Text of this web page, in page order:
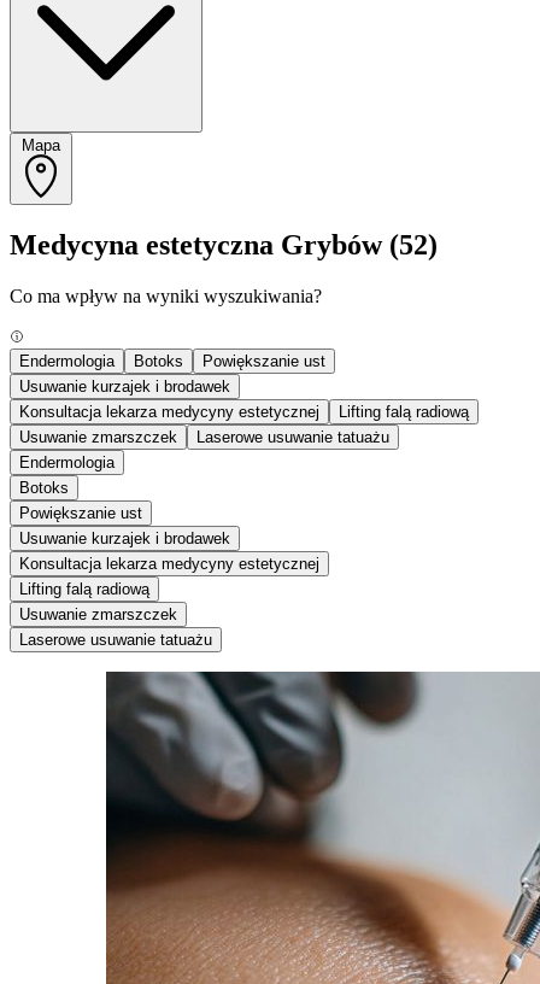
Mapa
Medycyna estetyczna Grybów (52)
Co ma wpływ na wyniki wyszukiwania?
Endermologia Botoks
Powiększanie ust
Usuwanie kurzajek i brodawek
Konsultacja lekarza medycyny estetycznej
Lifting falą radiową
Usuwanie zmarszczek
Laserowe usuwanie tatuażu
Endermologia
Botoks
Powiększanie ust
Usuwanie kurzajek i brodawek
Konsultacja lekarza medycyny estetycznej
Lifting falą radiową
Usuwanie zmarszczek
Laserowe usuwanie tatuażu